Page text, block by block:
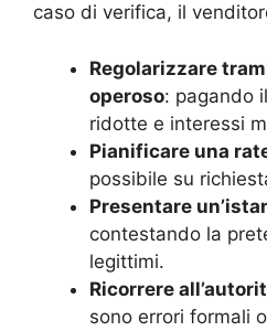
caso di verifica, il
Regolarizzare
operoso: pagando
ridotte e interessi
Pianificare una
possibile su
Presentare
contestando la
legittimi.
Ricorrere
sono errori formali